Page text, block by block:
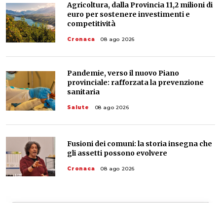
Agricoltura, dalla Provincia 11,2 milioni di
euro per sostenere investimenti e
competitività
Cronaca 08 ago 2026
Pandemie, verso il nuovo Piano
provinciale: rafforzata la prevenzione
sanitaria
Salute 08 ago 2026
Fusioni dei comuni: la storia insegna che
gli assetti possono evolvere
Cronaca 08 ago 2026